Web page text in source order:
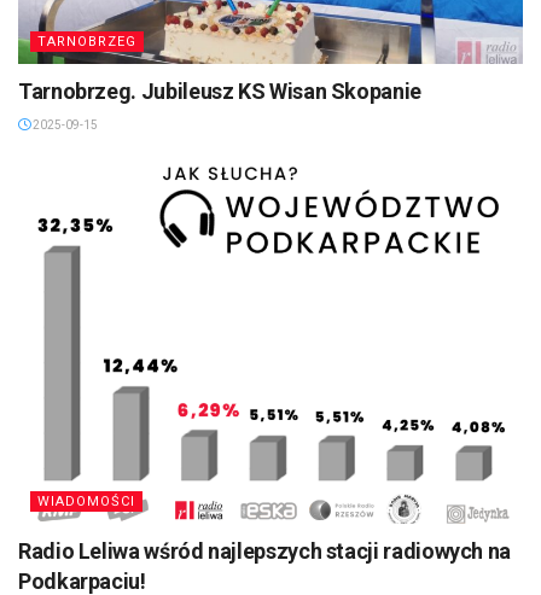
TARNOBRZEG
Tarnobrzeg. Jubileusz KS Wisan Skopanie
2025-09-15
WIADOMOŚCI
Radio Leliwa wśród najlepszych stacji radiowych na
Podkarpaciu!